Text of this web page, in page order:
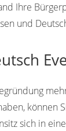
Ihre
und
können
sich in